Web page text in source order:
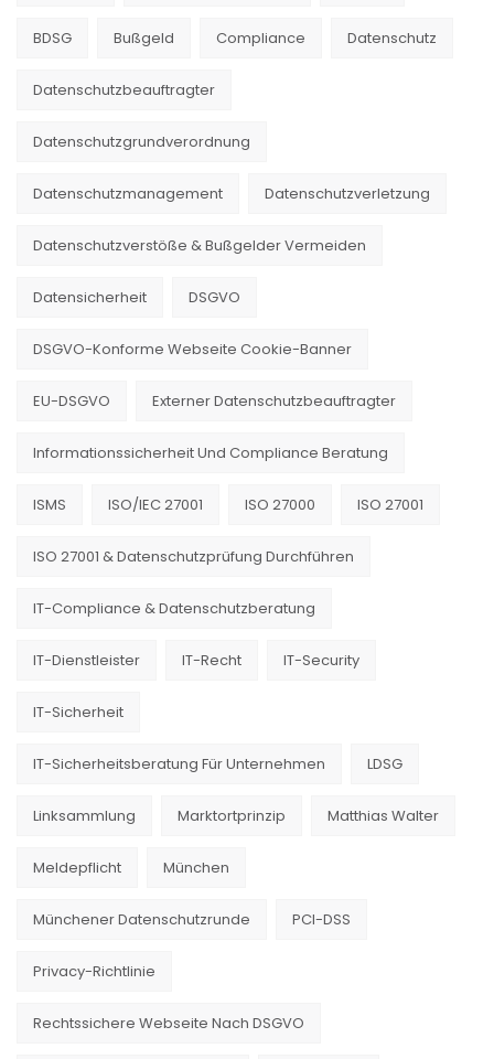
BDSG Bußgeld Compliance Datenschutz
Datenschutzbeauftragter
Datenschutzgrundverordnung
Datenschutzmanagement Datenschutzverletzung
Datenschutzverstöße & Bußgelder Vermeiden
Datensicherheit DSGVO
DSGVO-Konforme Webseite Cookie-Banner
EU-DSGVO Externer Datenschutzbeauftragter
Informationssicherheit Und Compliance Beratung
ISMS ISO/IEC 27001 ISO 27000 ISO 27001
ISO 27001 & Datenschutzprüfung Durchführen
IT-Compliance & Datenschutzberatung
IT-Dienstleister IT-Recht IT-Security
IT-Sicherheit
IT-Sicherheitsberatung Für Unternehmen LDSG
Linksammlung Marktortprinzip Matthias Walter
Meldepflicht München
Münchener Datenschutzrunde PCI-DSS
Privacy-Richtlinie
Rechtssichere Webseite Nach DSGVO